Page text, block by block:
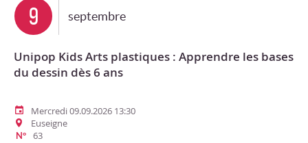
9 septembre
Unipop Kids Arts plastiques : Apprendre les bases
du dessin dès 6 ans
Mercredi 09.09.2026 13:30
Euseigne
N° 63